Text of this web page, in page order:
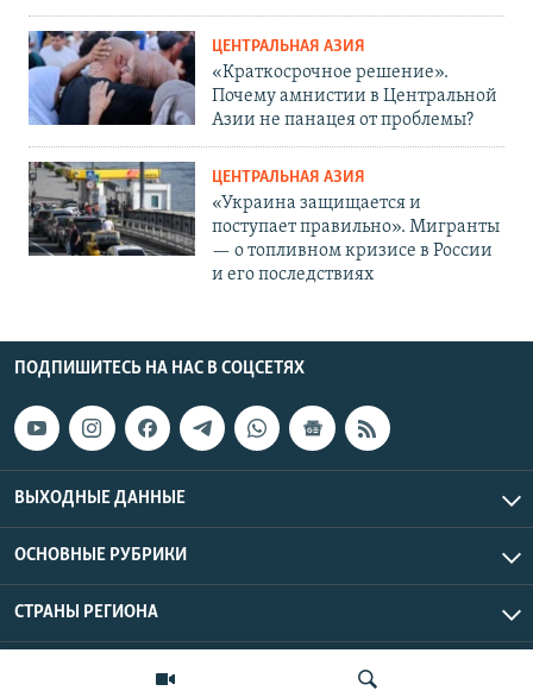
ЦЕНТРАЛЬНАЯ АЗИЯ
«Краткосрочное решение».
Почему амнистии в Центральной
Азии не панацея от проблемы?
ЦЕНТРАЛЬНАЯ АЗИЯ
«Украина защищается и
поступает правильно». Мигранты
— о топливном кризисе в России
и его последствиях
ПОДПИШИТЕСЬ НА НАС В СОЦСЕТЯХ
ВЫХОДНЫЕ ДАННЫЕ
ОСНОВНЫЕ РУБРИКИ
СТРАНЫ РЕГИОНА
Азаттык Азия © 2026 RFE/RL, Inc. | Все права защищены.